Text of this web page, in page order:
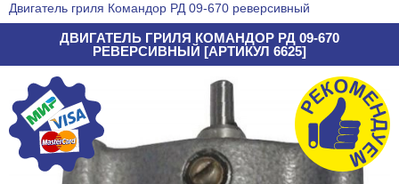
Двигатель гриля Командор РД 09-670 реверсивный
ДВИГАТЕЛЬ ГРИЛЯ КОМАНДОР РД 09-670
РЕВЕРСИВНЫЙ [АРТИКУЛ 6625]